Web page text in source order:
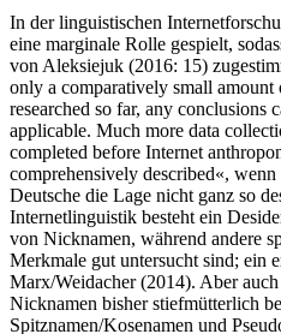
In der linguistischen
eine marginale Rolle gespielt,
von Aleksiejuk (2016: 15)
only a comparatively small amount
researched so far, any conclusions
applicable. Much more data
completed before Internet
comprehensively described«,
Deutsche die Lage nicht ganz so
Internetlinguistik besteht ein
von Nicknamen, während andere
Merkmale gut untersucht sind; ein
Marx/Weidacher (2014). Aber
Nicknamen bisher stiefmütterlich
Spitznamen/Kosenamen und